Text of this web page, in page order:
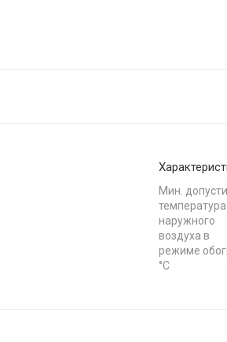
Мин.
температура
наружного
воздуха в
режиме
°С